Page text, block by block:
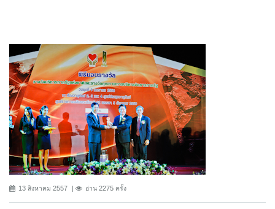
13 สิงหาคม 2557 อ่าน 2275 ครั้ง